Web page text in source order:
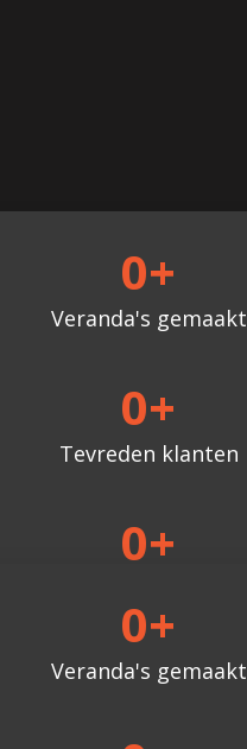
0+
Veranda's gemaakt
0+
Tevreden klanten
0+
0+
Veranda's gemaakt